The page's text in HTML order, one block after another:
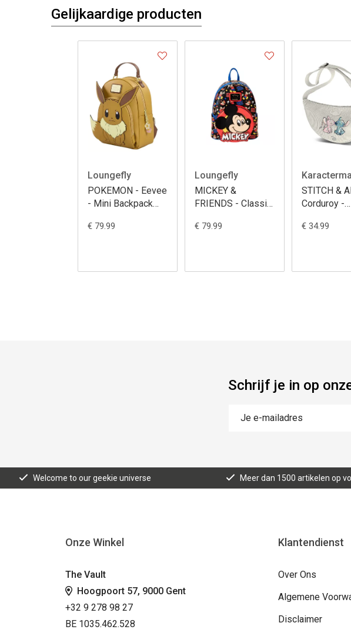
Gelijkaardige producten
Loungefly
POKEMON - Eevee
- Mini Backpack
€ 79.99
Loungefly
MICKEY &
FRIENDS - Classic
LoungeFly
€ 79.99
STITCH &
Corduroy -
'Fanny Pack'
€ 34.99
Schrijf je in op
Welcome to our geekie universe Meer dan 1500 artikelen op
Onze Winkel
The Vault
Hoogpoort 57, 9000 Gent
+32 9 278 98 27
BE 1035.462.528
Klantendienst
Over Ons
Algemene
Disclaimer